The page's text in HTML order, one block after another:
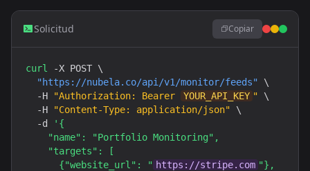
Solicitud Copiar
curl
-X POST \
"https://nubela.co/api/v1/monitor/feeds" \
  -H
"Authorization: Bearer YOUR_API_KEY " \
  -H
"Content-Type: application/json" \
  -d
'{
    "name": "Portfolio Monitoring",
    "targets": [
      {"website_url": "
https://stripe.com "},